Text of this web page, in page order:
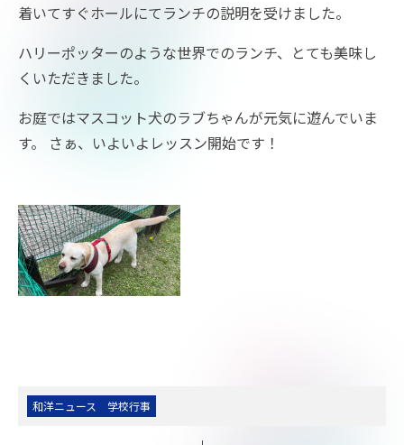
着いてすぐホールにてランチの説明を受けました。
ハリーポッターのような世界でのランチ、とても美味し
くいただきました。
お庭ではマスコット犬のラブちゃんが元気に遊んでいま
す。 さぁ、いよいよレッスン開始です！
和洋ニュース 学校行事